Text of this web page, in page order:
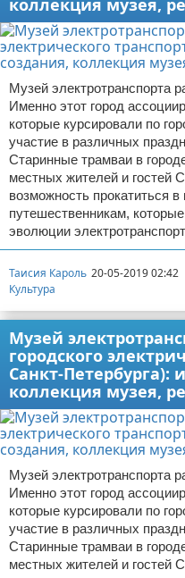
коллекция музея,
Музей электротранспорта
Именно этот город
которые курсировали по
участие в различных
Старинные трамваи в
местных жителей и гостей
возможность прокатиться в
путешественникам,
эволюции
Таисия Кароль 20-05-2019 02:42
Культура
Музей
городского
Санкт-Петербурга):
коллекция музея,
Музей электротранспорта
Именно этот город
которые курсировали по
участие в различных
Старинные трамваи в
местных жителей и гостей